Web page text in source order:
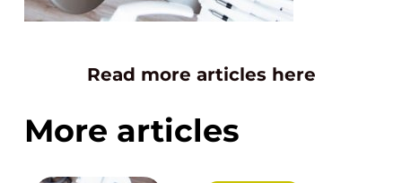
Read more articles here
More articles